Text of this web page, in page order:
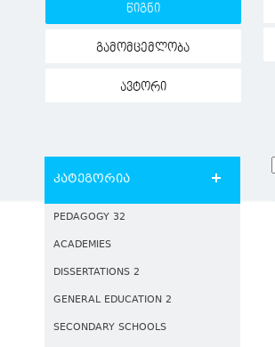
წიგნი
გამომცემლობა
ავტორი
კატეგორია
PEDAGOGY 32
ACADEMIES
DISSERTATIONS 2
GENERAL EDUCATION 2
SECONDARY SCHOOLS